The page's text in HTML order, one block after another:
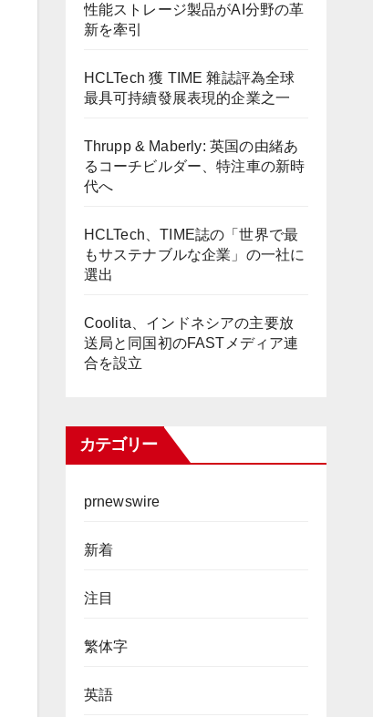
性能ストレージ製品がAI分野の革
新を牽引
HCLTech 獲 TIME 雜誌評為全球
最具可持續發展表現的企業之一
Thrupp & Maberly: 英国の由緒あ
るコーチビルダー、特注車の新時
代へ
HCLTech、TIME誌の「世界で最
もサステナブルな企業」の一社に
選出
Coolita、インドネシアの主要放
送局と同国初のFASTメディア連
合を設立
カテゴリー
prnewswire
新着
注目
繁体字
英語